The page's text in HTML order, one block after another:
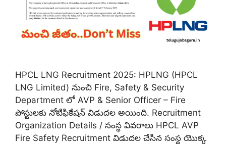
HPCL LNG Recruitment 2025: HPLNG (HPCL
LNG Limited) నుంచి Fire, Safety & Security
Department లో AVP & Senior Officer – Fire
పోస్టులకు నోటిఫికేషన్ విడుదల అయింది. Recruitment
Organization Details / సంస్థ వివరాలు HPCL AVP
Fire Safety Recruitment విడుదల చేసిన సంస్థ యొక్క